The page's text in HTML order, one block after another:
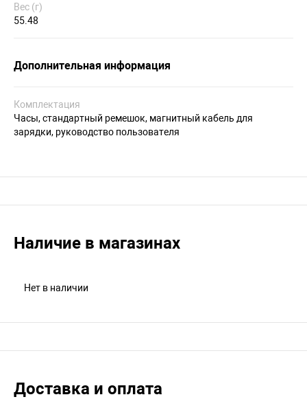
Вес (г)
55.48
Дополнительная информация
Комплектация
Часы, стандартный ремешок, магнитный кабель для
зарядки, руководство пользователя
Наличие в магазинах
Нет в наличии
Доставка и оплата